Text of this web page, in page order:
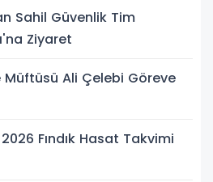
Sahil Güvenlik Tim
Ziyaret
Ali Çelebi Göreve
Fındık Hasat Takvimi